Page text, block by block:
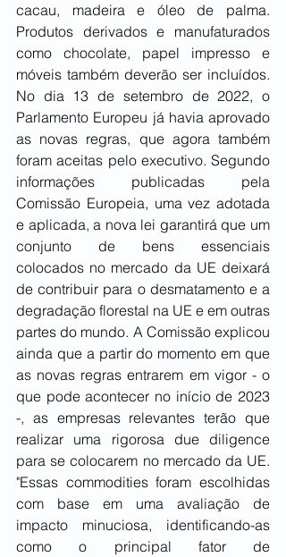
cacau, madeira e óleo de palma.
Produtos derivados e manufaturados
como chocolate, papel impresso e
móveis também deverão ser incluídos.
No dia 13 de setembro de 2022, o
Parlamento Europeu já havia aprovado
as novas regras, que agora também
foram aceitas pelo executivo. Segundo
informações publicadas pela
Comissão Europeia, uma vez adotada
e aplicada, a nova lei garantirá que um
conjunto de bens essenciais
colocados no mercado da UE deixará
de contribuir para o desmatamento e a
degradação florestal na UE e em outras
partes do mundo. A Comissão explicou
ainda que a partir do momento em que
as novas regras entrarem em vigor - o
que pode acontecer no início de 2023
-, as empresas relevantes terão que
realizar uma rigorosa due diligence
para se colocarem no mercado da UE.
"Essas commodities foram escolhidas
com base em uma avaliação de
impacto minuciosa, identificando-as
como o principal fator de